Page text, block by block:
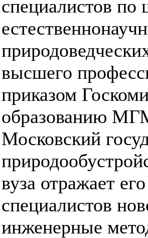
специалистов по
высшего
приказом
образованию
Московский
вуза отражает
специалистов
инженерные